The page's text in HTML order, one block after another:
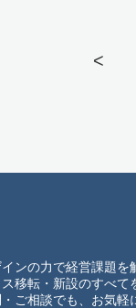
<
ンの力で経営課題を
移転・新設のすべ
ご相談でも、お気軽